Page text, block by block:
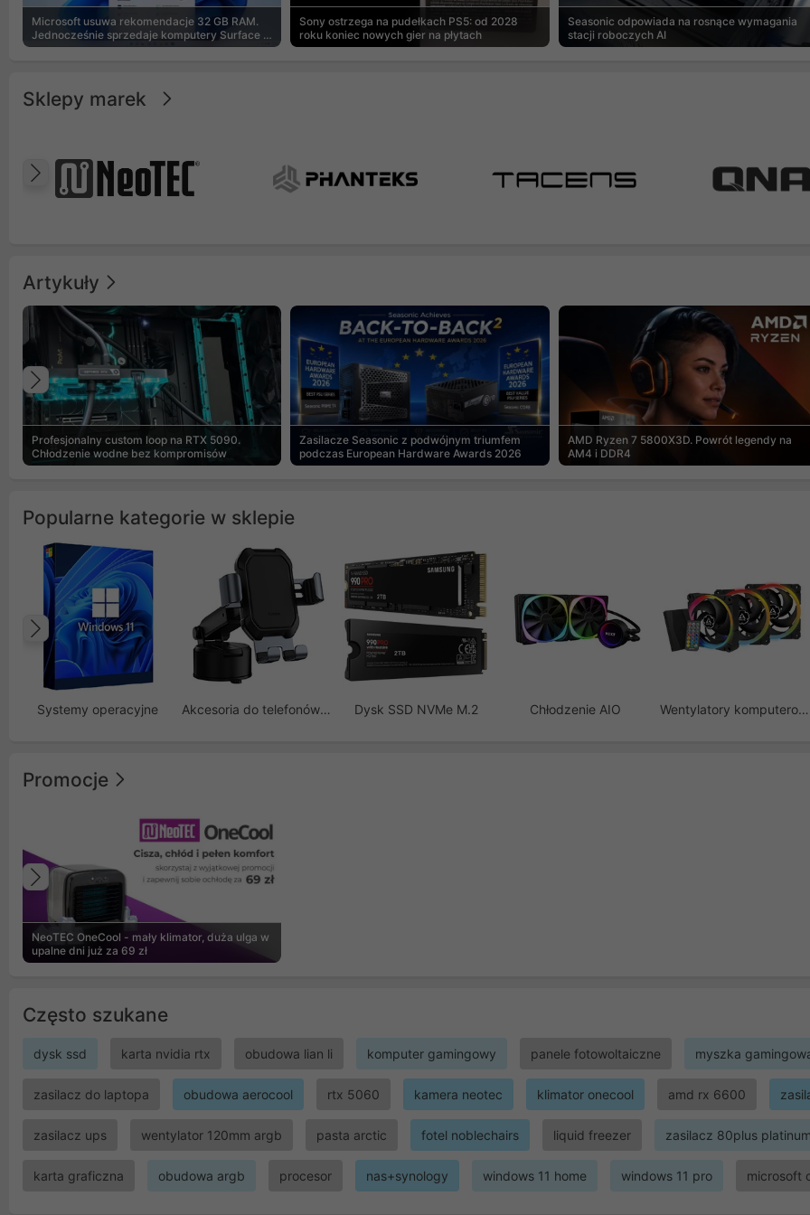
Microsoft usuwa rekomendacje 32 GB RAM.
Jednocześnie sprzedaje komputery Surface z
8 GB
Sony ostrzega na pudełkach PS5: od 2028
roku koniec nowych gier na płytach
Seasonic odpowiada na rosnące wymagania
stacji roboczych AI
Sklepy marek
Poprzedni
Artykuły
Profesjonalny custom loop na RTX 5090.
Chłodzenie wodne bez kompromisów
Zasilacze Seasonic z podwójnym triumfem
podczas European Hardware Awards 2026
AMD Ryzen 7 5800X3D. Powrót legendy na
AM4 i DDR4
Poprzedni
Popularne kategorie w sklepie
Systemy operacyjne Akcesoria do telefonów GSM Dysk SSD NVMe M.2 Chłodzenie AIO Wentylatory komputerowe
Poprzedni
Promocje
NeoTEC OneCool - mały klimator, duża ulga w
upalne dni już za 69 zł
Poprzedni
Często szukane
dysk ssd karta nvidia rtx obudowa lian li komputer gamingowy panele fotowoltaiczne myszka
zasilacz do laptopa obudowa aerocool rtx 5060 kamera neotec klimator onecool amd rx 6600
zasilacz ups wentylator 120mm argb pasta arctic fotel noblechairs liquid freezer zasilacz 80plus platinum
karta graficzna obudowa argb procesor nas+synology windows 11 home windows 11 pro microsoft